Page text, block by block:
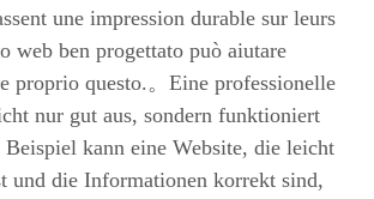
une impression durable sur leurs
web ben progettato può aiutare
proprio questo.。Eine professionelle
nur gut aus, sondern funktioniert
kann eine Website, die leicht
und die Informationen korrekt sind,